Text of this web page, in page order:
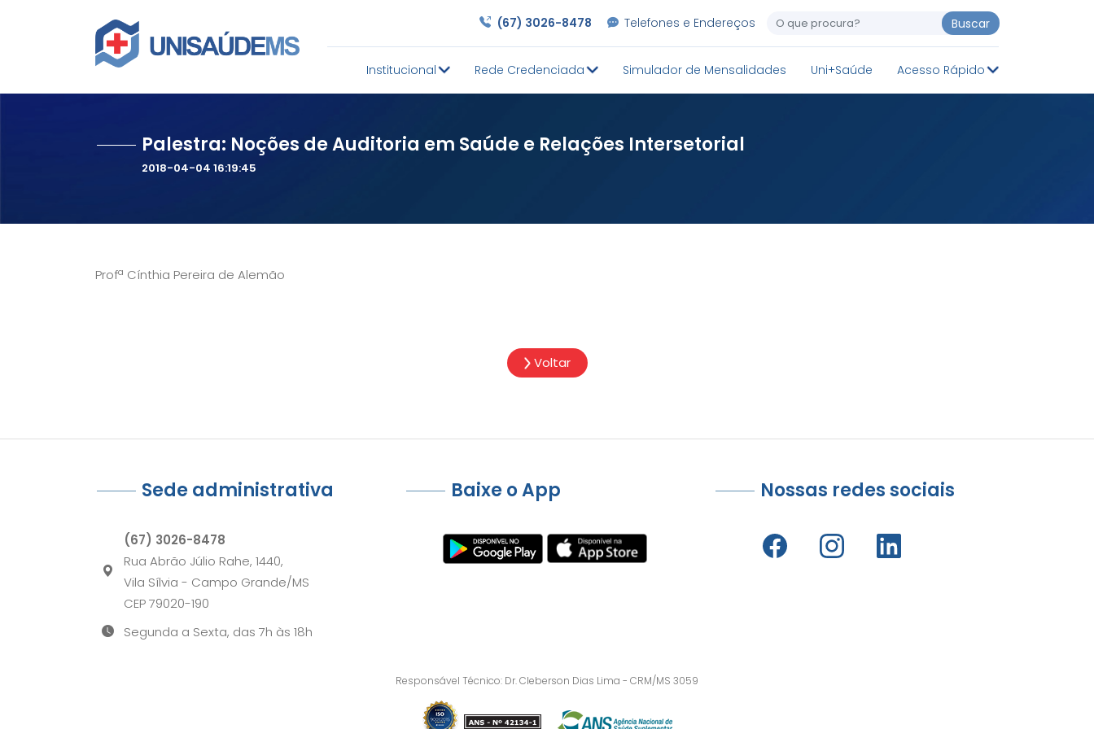
(67) 3026-8478 Telefones e Endereços Buscar
Institucional Rede Credenciada Simulador de Mensalidades Uni+Saúde Acesso Rápido
Palestra: Noções de Auditoria em Saúde e Relações Intersetorial
2018-04-04 16:19:45
Profª Cínthia Pereira de Alemão
Voltar
Sede administrativa
(67) 3026-8478
Rua Abrão Júlio Rahe, 1440,
Vila Sílvia - Campo Grande/MS
CEP 79020-190
Segunda a Sexta, das 7h às 18h
Baixe o App Nossas redes sociais
Responsável Técnico: Dr. Cleberson Dias Lima - CRM/MS 3059